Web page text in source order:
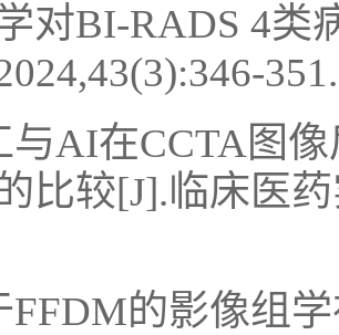
对BI-RADS 4类
351.
与AI在CCTA图
比较[J].临床医
FFDM的影像组